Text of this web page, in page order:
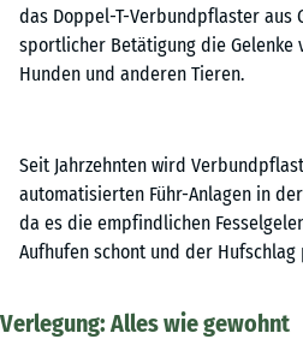
das Doppel-T-Verbundpflaster aus
sportlicher Betätigung die Gelenke
Hunden und anderen Tieren.
Seit Jahrzehnten wird
automatisierten Führ-Anlagen in der
da es die empfindlichen
Aufhufen schont und der
Verlegung: Alles wie gewohnt